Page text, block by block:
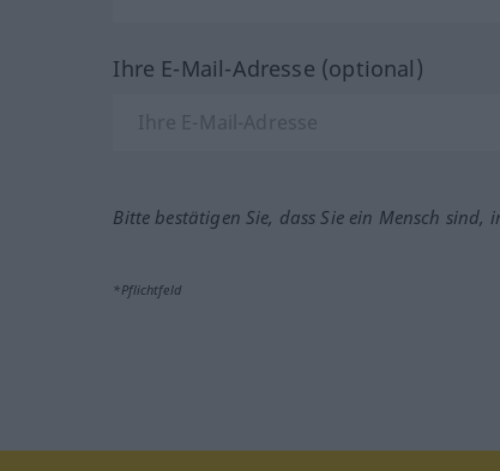
Ihre E-Mail-Adresse (optional)
Bitte bestätigen Sie, dass Sie ein Mensch sind,
*Pflichtfeld